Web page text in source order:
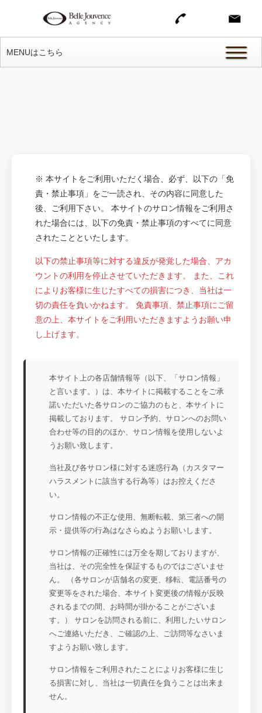
MENUはこちら
※ 本サイトをご利用いただく場合、必ず、以下の「免
責・禁止事項」をご一読され、その内容に同意した
後、ご利用下さい。 本サイトのサロン情報をご利用さ
れた場合には、以下の免責・禁止事項のすべてに同意
されたことといたします。
以下の禁止事項等に対する違反が発覚した場合、アカ
ウントの利用を停止させていただきます。 また、これ
によりお客様に生じたすべての損害につき、当社は一
切の責任を負いかねます。 免責事項、禁止事項にご留
意の上、本サイトをご利用いただきますようお願い申
し上げます。
本サイト上の各店舗情報等（以下、「サロン情報」
と言います。）は、本サイトに掲載することをご承
諾いただいた各サロンのご協力のもと、本サイトに
掲載しております。 サロン予約、サロンへのお問い
合わせ等の目的のほか、サロン情報を使用しないよ
うお願い致します。
当社及び各サロン様に対する迷惑行為（カスタマー
ハラスメントに該当する行為等）はお控えくださ
い。
サロン情報の不正な使用、無断転載、第三者への開
示・提供等の行為はなさらぬようお願いします。
サロン情報の正確性には万全を期しておりますが、
当社は、その完全性を保証するものではございませ
ん。 （各サロンが店舗名の変更、移転、電話番号の
変更等をされた場合、本サイト変更後の情報が反映
されるまでの間、お時間が掛かることがございま
す。） サロンを訪問される前に、利用したいサロン
へご連絡いただき、ご確認の上、ご訪問等なさいま
すようお願い致します。
サロン情報をご利用されたことによりお客様に生じ
る損害に対し、当社は一切責任を負うことは出来ま
せん。